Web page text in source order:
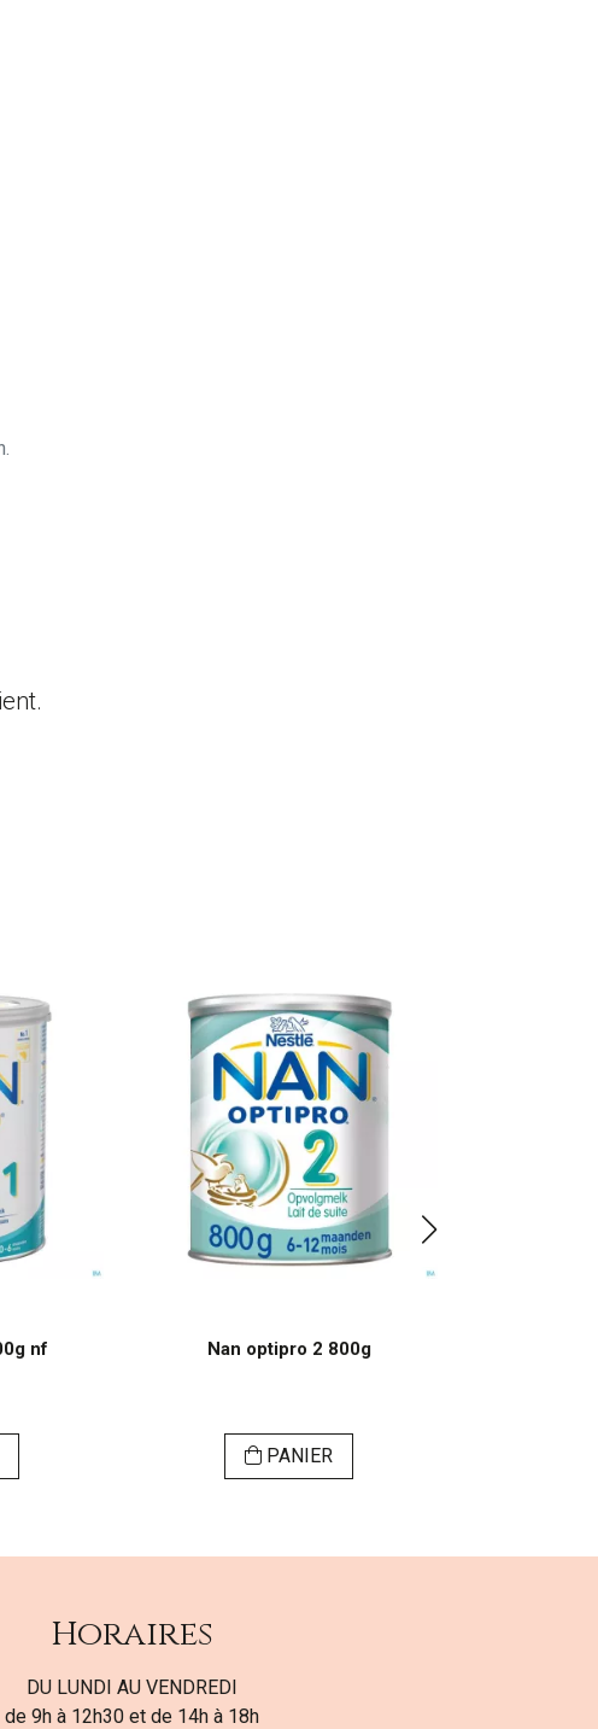
nf Nan optipro 2 800g
PANIER
Horaires
DU LUNDI AU VENDREDI
de 9h à 12h30 et de 14h à 18h